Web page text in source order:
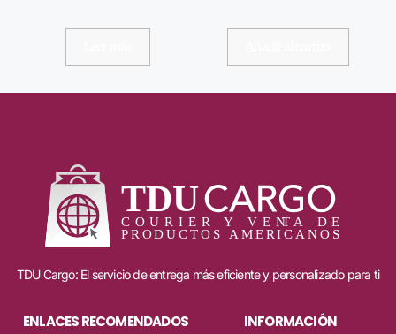
TDU Cargo: El servicio de entrega más eficiente y personalizado para ti
ENLACES RECOMENDADOS INFORMACIÓN